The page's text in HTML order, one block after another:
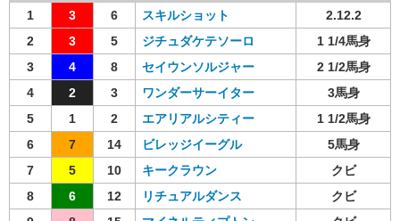
1 3 6 スキルショット
2.12.2
2
3 5 ジチュダケテソーロ
1 1/4馬身
3
4 8 セイウンソルジャー
2 1/2馬身
4
2 3 ワンダーサーイター
3馬身
5
1 2 エアリアルシティー
1 1/2馬身
6
7 14 ビレッジイーグル
5馬身
7
5 10 キークラウン
クビ
8
6 12 リチュアルダンス
クビ